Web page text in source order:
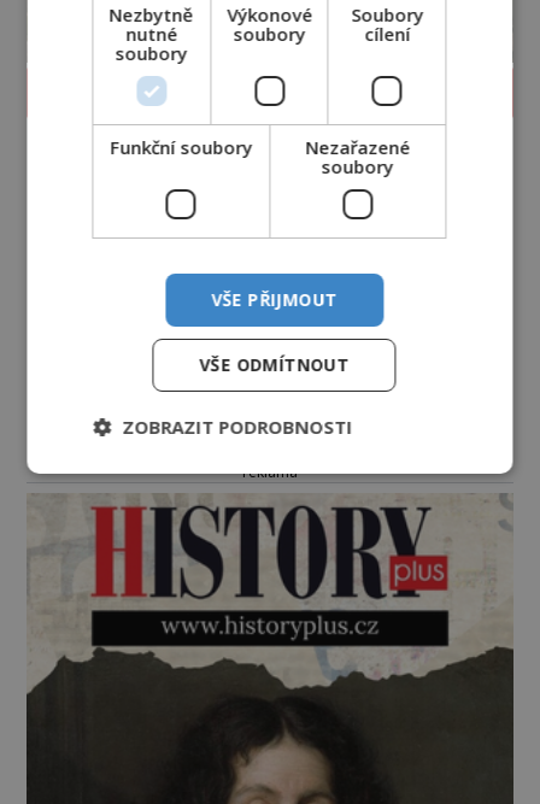
PROLISTOVAT ČASOPIS
reklama
Nezbytně
nutné
soubory
Výkonové
soubory
Soubory
cílení
Funkční soubory
Nezařazené
soubory
VŠE PŘIJMOUT
VŠE ODMÍTNOUT
ZOBRAZIT PODROBNOSTI